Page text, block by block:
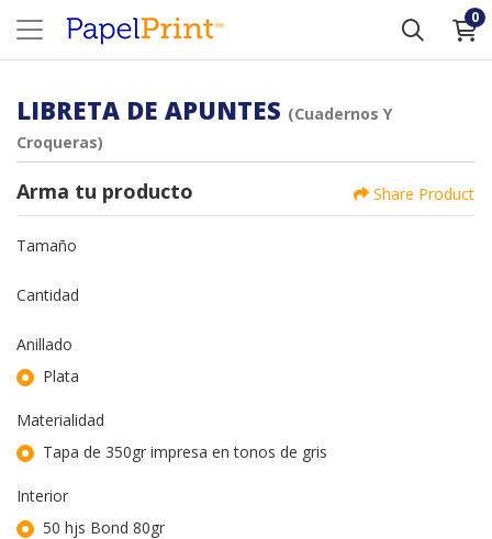
0
LIBRETA DE APUNTES (Cuadernos Y
Croqueras)
Arma tu producto Share Product
Tamaño
Cantidad
Anillado
Plata
Materialidad
Tapa de 350gr impresa en tonos de gris
Interior
50 hjs Bond 80gr